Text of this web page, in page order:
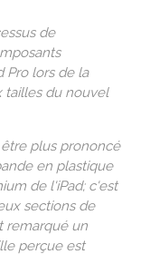
de
Pro lors de la
tailles du nouvel
plus prononcé
en plastique
de l'iPad; c'est
sections de
remarqué un
perçue est